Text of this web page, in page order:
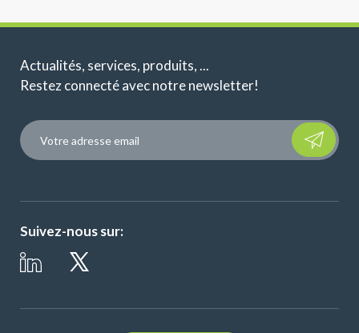
Actualités, services, produits, ...
Restez connecté avec notre newsletter!
Please
Suivez-nous sur: